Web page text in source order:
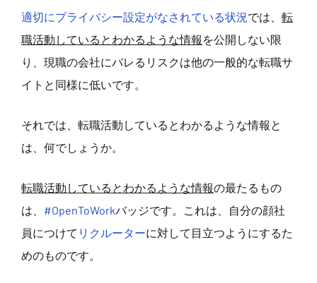
適切にプライバシー設定がなされている状況では、 転
職活動しているとわかるような情報 を公開しない限
り、現職の会社にバレるリスクは他の一般的な転職サ
イトと同様に低いです。
それでは、転職活動しているとわかるような情報と
は、何でしょうか。
転職活動しているとわかるような情報の最たるもの
は、 #OpenToWorkバッジです。これは、自分の顔社
員につけて リクルーターに対して目立つようにするた
めのものです。